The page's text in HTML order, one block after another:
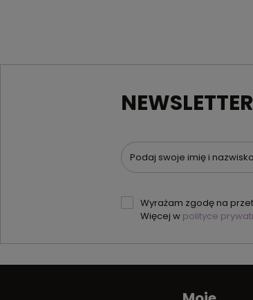
NEWSLETTER
Podaj swoje imię i nazwisko
Wyrażam zgodę na
Więcej w polityce